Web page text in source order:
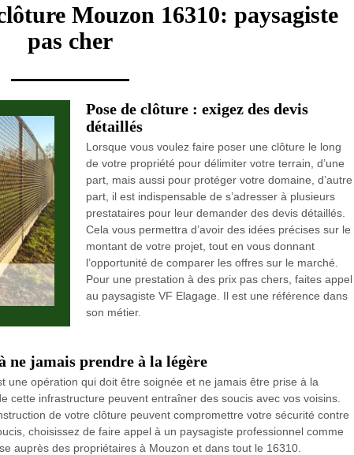
Mouzon 16310: paysagiste
pas cher
Pose de clôture : exigez des devis
détaillés
Lorsque vous voulez faire poser une clôture le long
de votre propriété pour délimiter votre terrain, d’une
part, mais aussi pour protéger votre domaine, d’autre
part, il est indispensable de s’adresser à plusieurs
prestataires pour leur demander des devis détaillés.
Cela vous permettra d’avoir des idées précises sur le
montant de votre projet, tout en vous donnant
l’opportunité de comparer les offres sur le marché.
Pour une prestation à des prix pas chers, faites appel
au paysagiste VF Elagage. Il est une référence dans
son métier.
ne jamais prendre à la légère
une opération qui doit être soignée et ne jamais être prise à la
cette infrastructure peuvent entraîner des soucis avec vos voisins.
de votre clôture peuvent compromettre votre sécurité contre
choisissez de faire appel à un paysagiste professionnel comme
auprès des propriétaires à Mouzon et dans tout le 16310.